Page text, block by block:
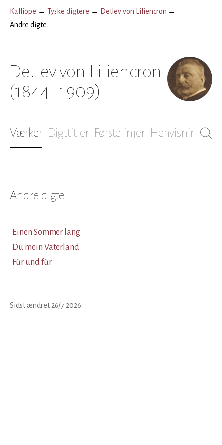
Kalliope → Tyske digtere → Detlev von Liliencron →
Andre digte
Detlev von Liliencron
(1844–1909)
Værker Digttitler Førstelinjer Henvisninger
Andre digte
Einen Sommer lang
Du mein Vaterland
Für und für
Sidst ændret 26/7 2026.